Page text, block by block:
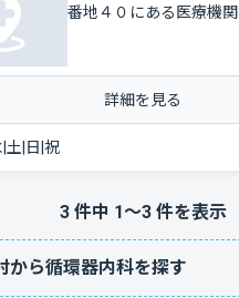
番地４０にある医療機関
詳細を見る
|土|日|祝
3件中 1〜3件を表示
から循環器内科を探す